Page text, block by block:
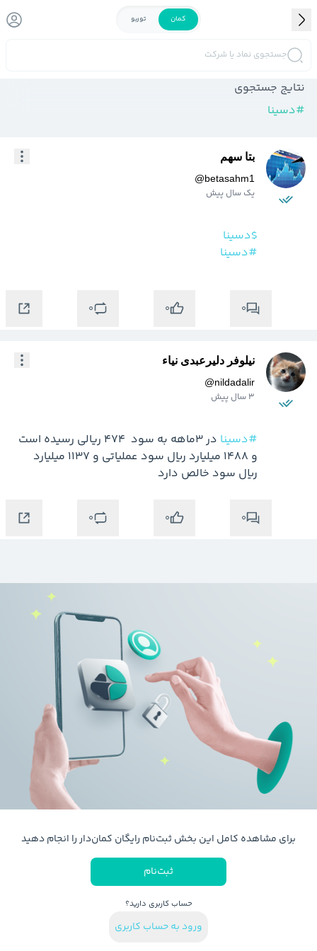
کمان توربو
جستجوی نماد یا شرکت
نتایج جستجوی
#دسینا
بتا سهم
@betasahm1
یک سال پیش
$دسینا
#دسینا
0
0
0
نیلوفر دلیرعبدی نیاء
@nildadalir
3 سال پیش
#دسینا
ریال سود خالص دارد
0
0
0
برای مشاهده کامل این بخش ثبت‌نام رایگان کمان‌دار را انجام دهید
ثبت‌نام
حساب کاربری دارید؟
ورود به حساب کاربری